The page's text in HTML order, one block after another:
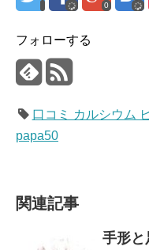
0
フォローする
口コミ カルシウム
papa50
関連記事
手形と